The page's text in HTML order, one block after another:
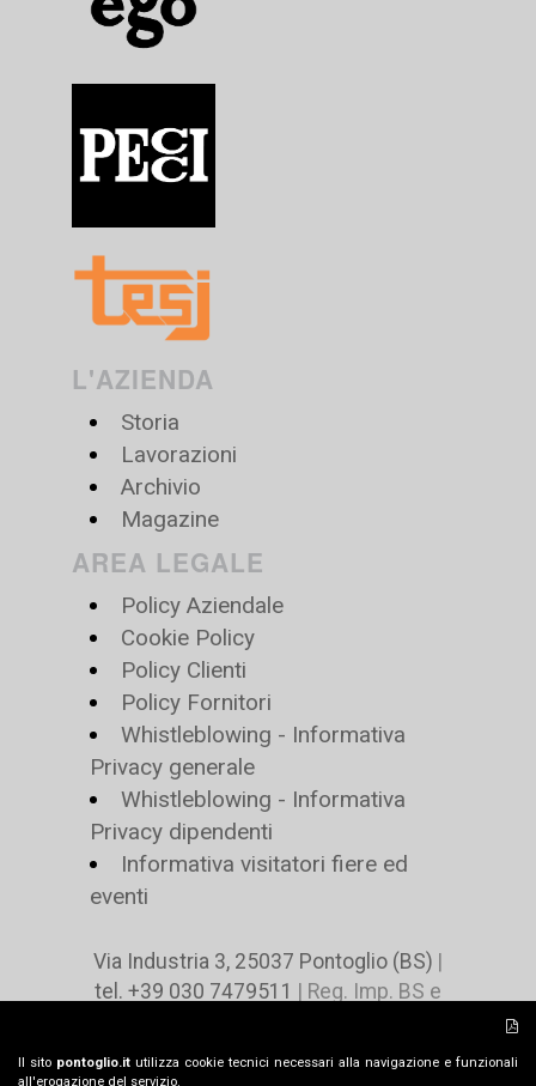
L'AZIENDA
Storia
Lavorazioni
Archivio
Magazine
AREA LEGALE
Policy Aziendale
Cookie Policy
Policy Clienti
Policy Fornitori
Whistleblowing - Informativa
Privacy generale
Whistleblowing - Informativa
Privacy dipendenti
Informativa visitatori fiere ed
eventi
Via Industria 3, 25037 Pontoglio (BS) |
tel. +39 030 7479511 | Reg. Imp. BS e
00729460980 | Cap. Soc. € 4.416.000 i.v |
pontoglio@pontoglio.it
Il sito pontoglio.it utilizza cookie tecnici necessari alla navigazione e funzionali
all'erogazione del servizio.